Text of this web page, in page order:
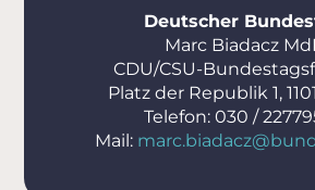
Deutscher
Marc Biadacz
CDU/CSU-
Platz der Republik 1,
Telefon: 030 /
Mail: